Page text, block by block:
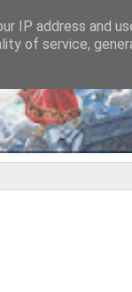
IP address and
of service,